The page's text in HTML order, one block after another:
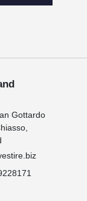
Gottardo